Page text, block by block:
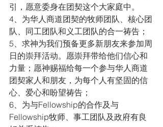
引，愿意委身在团契这个大家庭中。
4、为华人商道团契的牧师团队、核心团
队、同工团队和义工团队的合一祷告；
5、求神为我们预备更多新朋友来参加周
日的崇拜活动。愿崇拜带给他们信心和
力量；愿神赐福给每一个参与华人商道
团契家人和朋友，为每个人有坚固的信
心、爱心和盼望祷告；
6、为与Fellowship的合作及与
Fellowship牧师、事工团队及政府有良